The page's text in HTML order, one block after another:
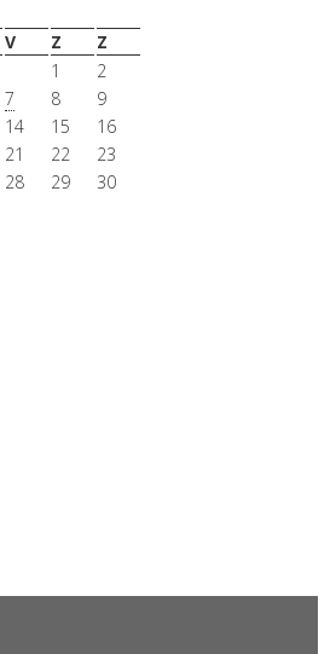
V Z
Z
1
2
7 8
9
14 15
16
21 22
23
28 29
30